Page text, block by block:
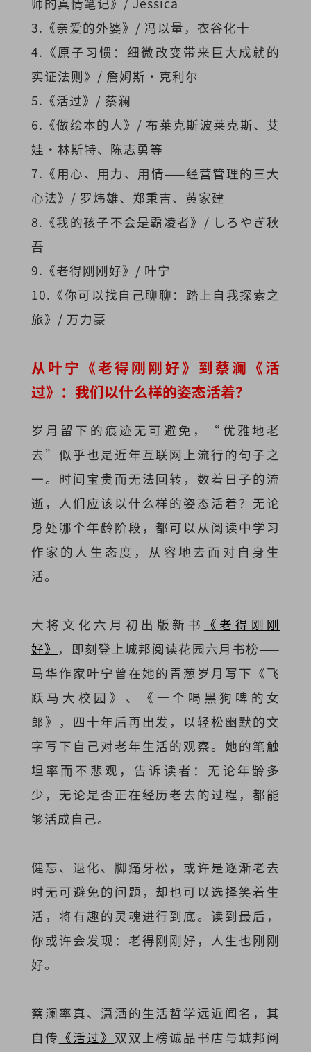
3.《亲爱的外婆》/ 冯以量，衣谷化十
4.《原子习惯：细微改变带来巨大成就的
实证法则》/ 詹姆斯·克利尔
5.《活过》/ 蔡澜
6.《做绘本的人》/ 布莱克斯波莱克斯、艾
娃・林斯特、陈志勇等
7.《用心、用力、用情——经营管理的三大
心法》/ 罗炜雄、郑秉吉、黄家建
8.《我的孩子不会是霸凌者》/ しろやぎ秋
吾
9.《老得刚刚好》/ 叶宁
10.《你可以找自己聊聊：踏上自我探索之
旅》/ 万力豪
从叶宁《老得刚刚好》到蔡澜《活
过》：我们以什么样的姿态活着？
岁月留下的痕迹无可避免，“优雅地老
去”似乎也是近年互联网上流行的句子之
一。时间宝贵而无法回转，数着日子的流
逝，人们应该以什么样的姿态活着？无论
身处哪个年龄阶段，都可以从阅读中学习
作家的人生态度，从容地去面对自身生
活。
大将文化六月初出版新书 《老得刚刚
好》 ，即刻登上城邦阅读花园六月书榜——
马华作家叶宁曾在她的青葱岁月写下《飞
跃马大校园》、《一个喝黑狗啤的女
郎》，四十年后再出发，以轻松幽默的文
字写下自己对老年生活的观察。她的笔触
坦率而不悲观，告诉读者：无论年龄多
少，无论是否正在经历老去的过程，都能
够活成自己。
健忘、退化、脚痛牙松，或许是逐渐老去
时无可避免的问题，却也可以选择笑着生
活，将有趣的灵魂进行到底。读到最后，
你或许会发现：老得刚刚好，人生也刚刚
好。
蔡澜率真、潇洒的生活哲学远近闻名，其
自传 《活过》 双双上榜诚品书店与城邦阅